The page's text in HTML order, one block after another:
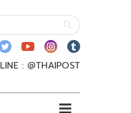
LINE : @THAIPOST